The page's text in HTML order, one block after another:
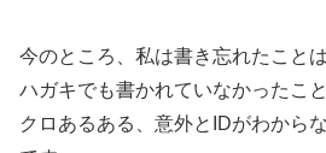
今のところ、私は書き忘れたこと
ハガキでも書かれていなかったこ
クロあるある、意外とIDがわから